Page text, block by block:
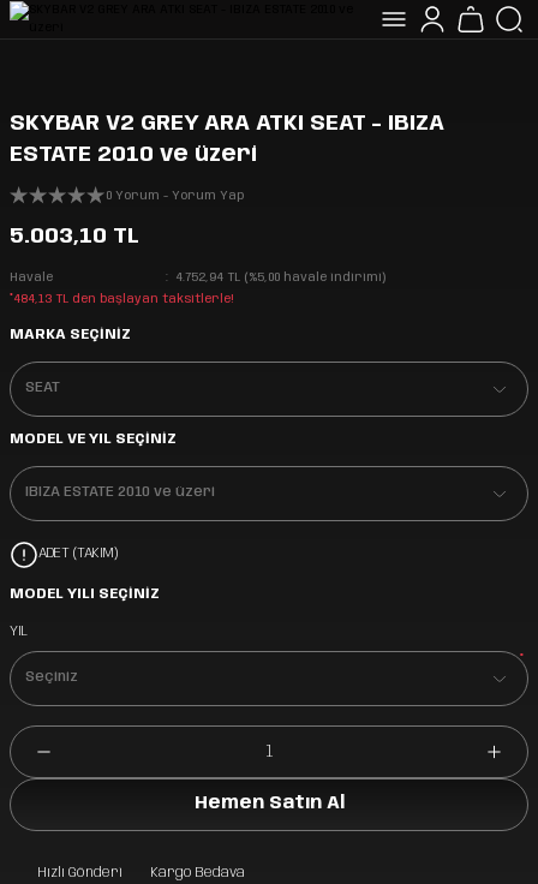
SKYBAR V2 GREY ARA ATKI SEAT - IBIZA
ESTATE 2010 ve üzeri
0 Yorum - Yorum Yap
5.003,10 TL
Havale
4.752,94 TL (%5,00 havale indirimi)
*484,13 TL den başlayan taksitlerle!
MARKA SEÇİNİZ
MODEL VE YIL SEÇİNİZ
ADET (TAKIM)
MODEL YILI SEÇİNİZ
YIL
*
Hemen Satın Al
Hızlı Gönderi Kargo Bedava